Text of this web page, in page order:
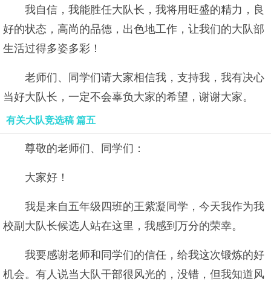
我自信，我能胜任大队长，我将用旺盛的精力，良
好的状态，高尚的品德，出色地工作，让我们的大队部
生活过得多姿多彩！
老师们、同学们请大家相信我，支持我，我有决心
当好大队长，一定不会辜负大家的希望，谢谢大家。
有关大队竞选稿 篇五
尊敬的老师们、同学们：
大家好！
我是来自五年级四班的王紫凝同学，今天我作为我
校副大队长候选人站在这里，我感到万分的荣幸。
我要感谢老师和同学们的信任，给我这次锻炼的好
机会。有人说当大队干部很风光的，没错，但我知道风